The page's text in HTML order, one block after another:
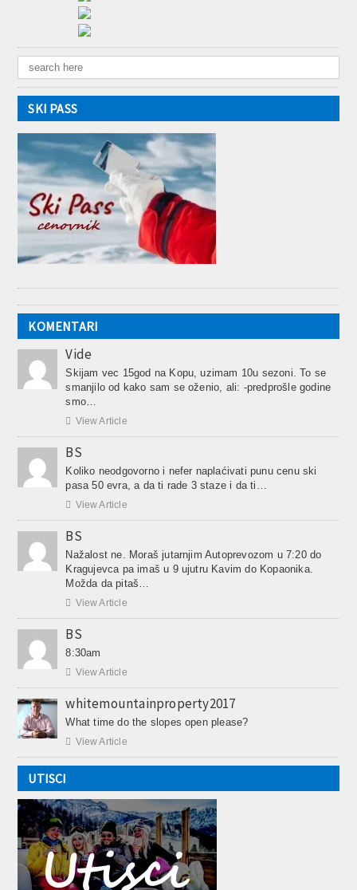
SKI PASS
KOMENTARI
Vide
Skijam vec 15god na Kopu, uzimam 10u sezoni. To se
smanjilo od kako sam se oženio, ali: -predprošle godine
smo…
 View Article
BS
Koliko neodgovorno i nefer naplaćivati punu cenu ski
pasa 50 evra, a da ti rade 3 staze i da ti…
 View Article
BS
Nažalost ne. Moraš jutarnjim Autoprevozom u 7:20 do
Kragujevca pa imaš u 9 ujutru Kavim do Kopaonika.
Možda da pitaš…
 View Article
BS
8:30am
 View Article
whitemountainproperty2017
What time do the slopes open please?
 View Article
UTISCI